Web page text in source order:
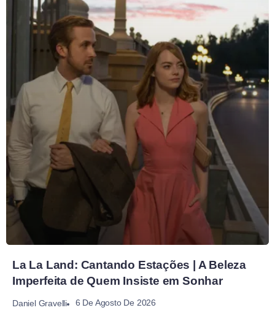
La La Land: Cantando Estações | A Beleza
Imperfeita de Quem Insiste em Sonhar
Daniel Gravelli 6 De Agosto De 2026